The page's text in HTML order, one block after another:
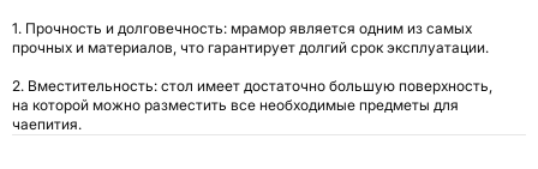
1. Прочность и долговечность: мрамор является одним из самых
прочных и материалов, что гарантирует долгий срок эксплуатации.
2. Вместительность: стол имеет достаточно большую поверхность,
на которой можно разместить все необходимые предметы для
чаепития.